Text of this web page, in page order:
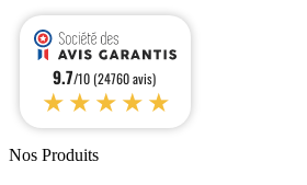
9.7/10 (24760 avis)
★★★★★
Nos Produits